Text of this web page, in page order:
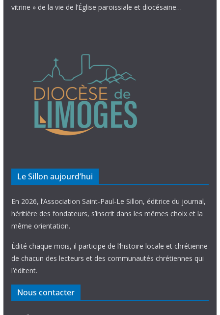
vitrine » de la vie de l’Église paroissiale et diocésaine…
Le Sillon aujourd’hui
En 2026, l’Association Saint-Paul-Le Sillon, éditrice du journal,
héritière des fondateurs, s’inscrit dans les mêmes choix et la
même orientation.
Édité chaque mois, il participe de l’histoire locale et chrétienne
de chacun des lecteurs et des communautés chrétiennes qui
l’éditent.
Nous contacter